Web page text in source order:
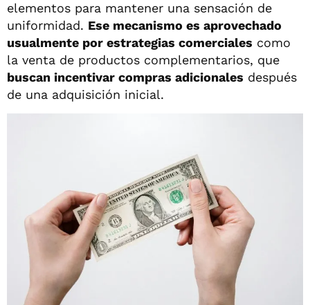
elementos para mantener una sensación de
uniformidad. Ese mecanismo es aprovechado
usualmente por estrategias comerciales como
la venta de productos complementarios, que
buscan incentivar compras adicionales después
de una adquisición inicial.